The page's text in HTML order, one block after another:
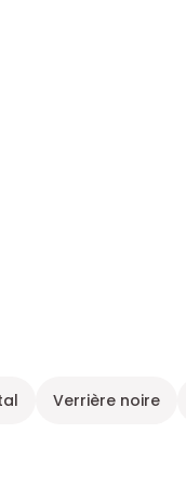
Verrière noire